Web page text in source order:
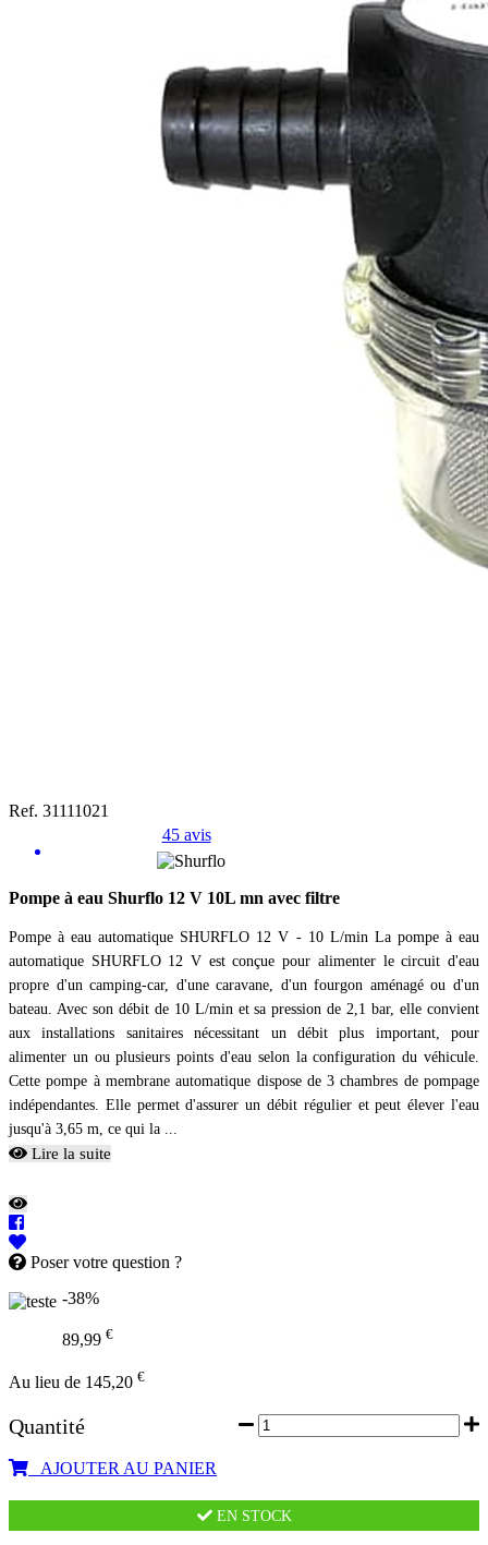
Ref. 31111021
45 avis
Pompe à eau Shurflo 12 V 10L mn avec filtre
Pompe à eau automatique SHURFLO 12 V - 10 L/min La pompe à eau
automatique SHURFLO 12 V est conçue pour alimenter le circuit d'eau
propre d'un camping-car, d'une caravane, d'un fourgon aménagé ou d'un
bateau. Avec son débit de 10 L/min et sa pression de 2,1 bar, elle convient
aux installations sanitaires nécessitant un débit plus important, pour
alimenter un ou plusieurs points d'eau selon la configuration du véhicule.
Cette pompe à membrane automatique dispose de 3 chambres de pompage
indépendantes. Elle permet d'assurer un débit régulier et peut élever l'eau
jusqu'à 3,65 m, ce qui la ...
Lire la suite
Poser votre question ?
-38%
89,99 €
Au lieu de 145,20 €
Quantité
AJOUTER AU PANIER
EN STOCK